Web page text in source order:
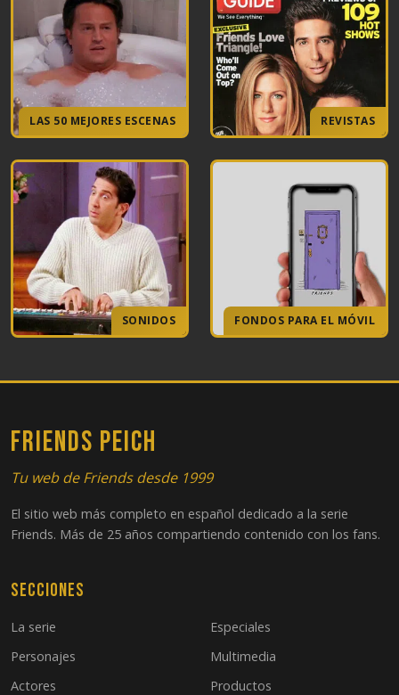
LAS 50 MEJORES ESCENAS REVISTAS
SONIDOS FONDOS PARA EL MÓVIL
FRIENDS PEICH
Tu web de Friends desde 1999
El sitio web más completo en español dedicado a la serie
Friends. Más de 25 años compartiendo contenido con los fans.
Secciones
La serie
Personajes
Actores
Especiales
Multimedia
Productos